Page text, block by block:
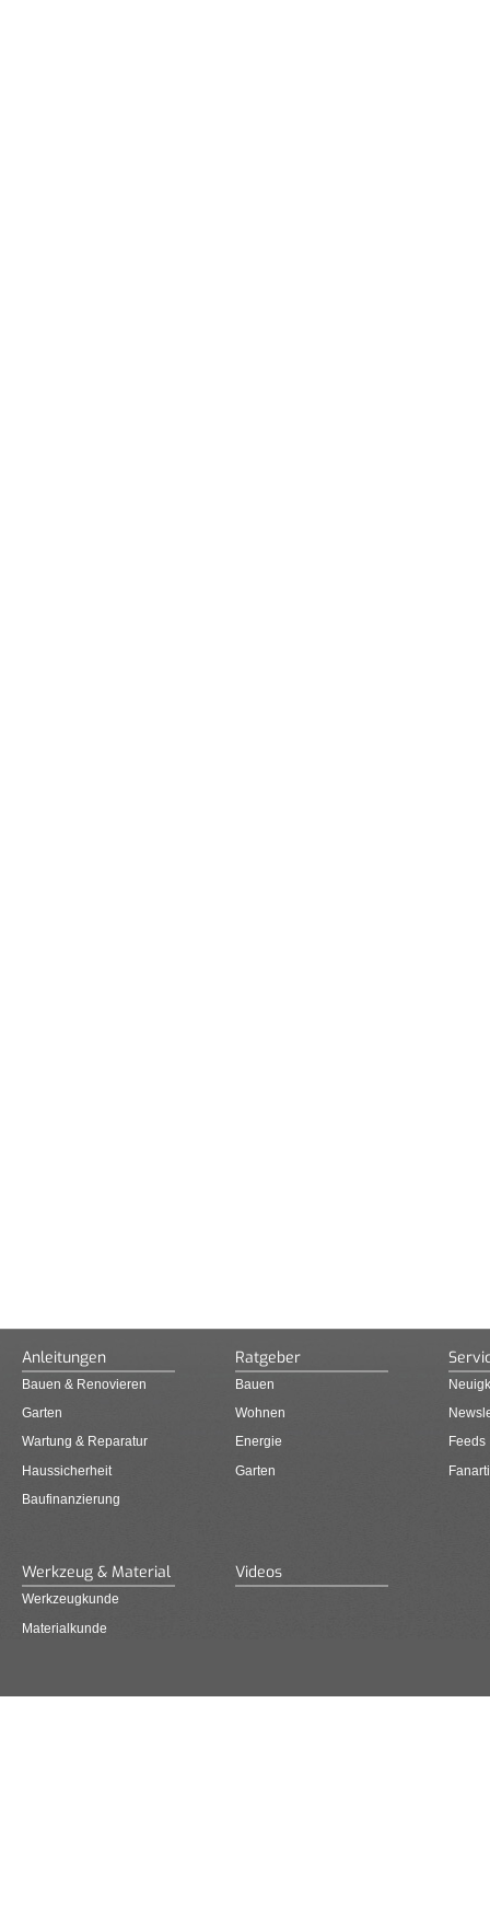
Anleitungen
Bauen & Renovieren
Garten
Wartung & Reparatur
Haussicherheit
Baufinanzierung
Ratgeber
Bauen
Wohnen
Energie
Garten
Feeds
Werkzeug & Material
Werkzeugkunde
Materialkunde
Videos